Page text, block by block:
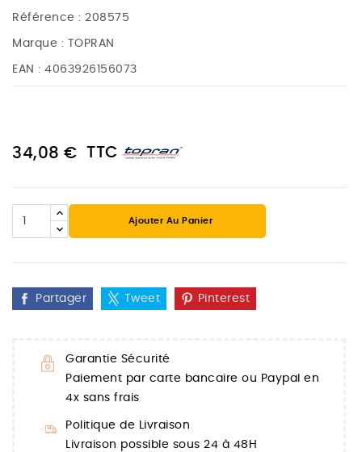
Référence : 208575
Marque : TOPRAN
EAN : 4063926156073
34,08 € TTC
Ajouter Au Panier
Partager Tweet Pinterest
Garantie Sécurité
Paiement par carte bancaire ou Paypal en
4x sans frais
Politique de Livraison
Livraison possible sous 24 à 48H